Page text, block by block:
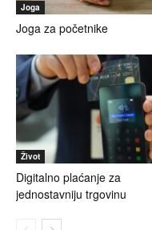
Joga
Joga za početnike
Život
Digitalno plaćanje za
jednostavniju trgovinu